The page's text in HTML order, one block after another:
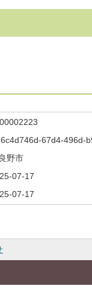
6c4d746d-67d4-496d-
野市
07-17
07-17